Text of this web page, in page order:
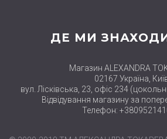
ДЕ МИ
Магазин ALEXANDRA
02167 Україна,
вул. Лісківська, 23, офіс 234
Відвідування магазину за
Телефон: